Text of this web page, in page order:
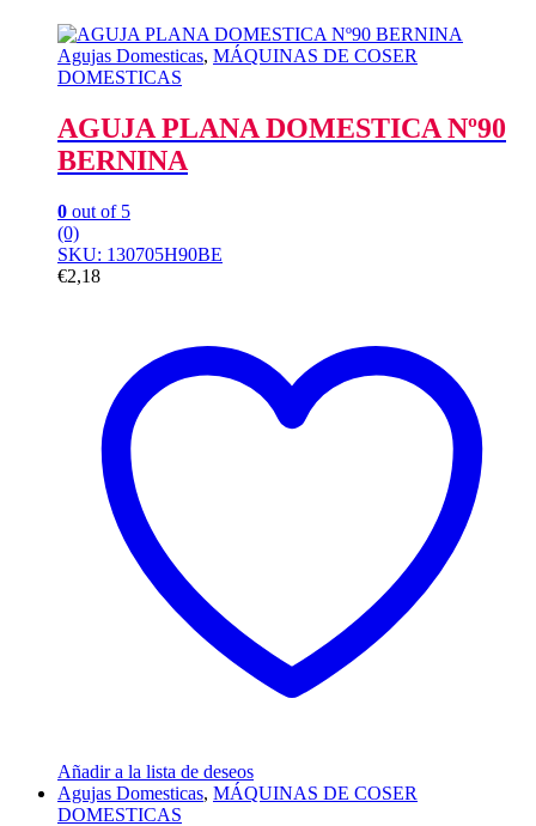
Agujas Domesticas, MÁQUINAS DE COSER
DOMESTICAS
AGUJA PLANA DOMESTICA Nº90
BERNINA
0 out of 5
(0)
SKU: 130705H90BE
€2,18
Añadir a la lista de deseos
Agujas Domesticas, MÁQUINAS DE COSER
DOMESTICAS